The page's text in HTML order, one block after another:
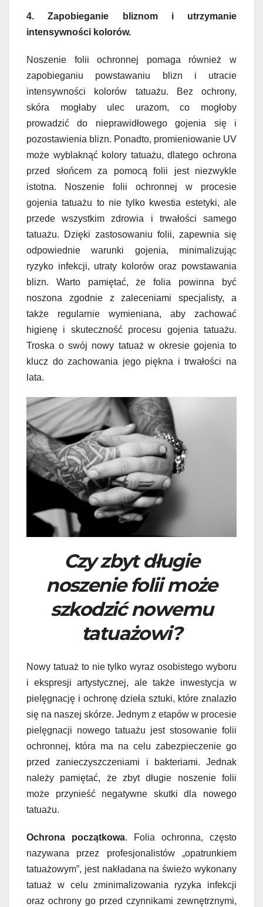
4. Zapobieganie bliznom i utrzymanie
intensywności kolorów.
Noszenie folii ochronnej pomaga również w
zapobieganiu powstawaniu blizn i utracie
intensywności kolorów tatuażu. Bez ochrony,
skóra mogłaby ulec urazom, co mogłoby
prowadzić do nieprawidłowego gojenia się i
pozostawienia blizn. Ponadto, promieniowanie UV
może wyblaknąć kolory tatuażu, dlatego ochrona
przed słońcem za pomocą folii jest niezwykle
istotna. Noszenie folii ochronnej w procesie
gojenia tatuażu to nie tylko kwestia estetyki, ale
przede wszystkim zdrowia i trwałości samego
tatuażu. Dzięki zastosowaniu folii, zapewnia się
odpowiednie warunki gojenia, minimalizując
ryzyko infekcji, utraty kolorów oraz powstawania
blizn. Warto pamiętać, że folia powinna być
noszona zgodnie z zaleceniami specjalisty, a
także regularnie wymieniana, aby zachować
higienę i skuteczność procesu gojenia tatuażu.
Troska o swój nowy tatuaż w okresie gojenia to
klucz do zachowania jego piękna i trwałości na
lata.
Czy zbyt długie
noszenie folii może
szkodzić nowemu
tatuażowi?
Nowy tatuaż to nie tylko wyraz osobistego wyboru
i ekspresji artystycznej, ale także inwestycja w
pielęgnację i ochronę dzieła sztuki, które znalazło
się na naszej skórze. Jednym z etapów w procesie
pielęgnacji nowego tatuażu jest stosowanie folii
ochronnej, która ma na celu zabezpieczenie go
przed zanieczyszczeniami i bakteriami. Jednak
należy pamiętać, że zbyt długie noszenie folii
może przynieść negatywne skutki dla nowego
tatuażu.
Ochrona początkowa. Folia ochronna, często
nazywana przez profesjonalistów „opatrunkiem
tatuażowym”, jest nakładana na świeżo wykonany
tatuaż w celu zminimalizowania ryzyka infekcji
oraz ochrony go przed czynnikami zewnętrznymi,